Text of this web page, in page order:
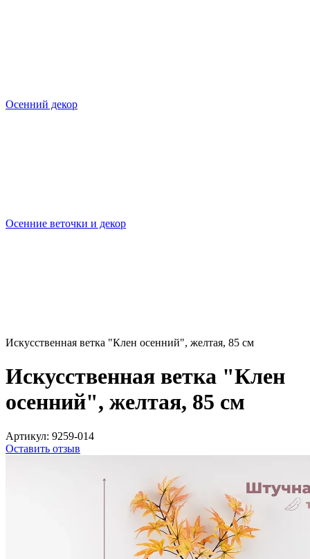
Осенний декор
Осенние веточки и декор
Искусственная ветка "Клен осенний", желтая, 85 см
Искусственная ветка "Клен
осенний", желтая, 85 см
Артикул: 9259-014
Оставить отзыв